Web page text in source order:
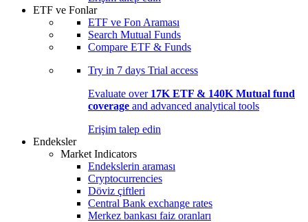
ETF ve Fonlar
ETF ve Fon Araması
Search Mutual Funds
Compare ETF & Funds
Try in 7 days Trial access
Evaluate over 17K ETF & 140K Mutual fund
coverage and advanced analytical tools
Erişim talep edin
Endeksler
Market Indicators
Endekslerin araması
Cryptocurrencies
Döviz çiftleri
Central Bank exchange rates
Merkez bankası faiz oranları